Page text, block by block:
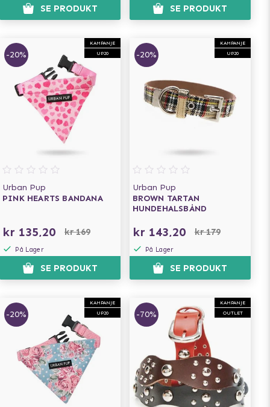
SE PRODUKT SE PRODUKT
KAMPANJE
UP20
-20%
Urban Pup
PINK HEARTS BANDANA
kr 135,20 kr 169
På Lager
SE PRODUKT
KAMPANJE
UP20
-20%
Urban Pup
BROWN TARTAN
HUNDEHALSBÅND
kr 143,20 kr 179
På Lager
SE PRODUKT
KAMPANJE
UP20
-20%
KAMPANJE
OUTLET
-70%